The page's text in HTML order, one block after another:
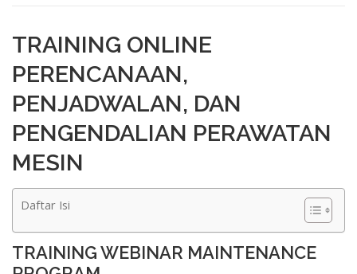
TRAINING ONLINE
PERENCANAAN,
PENJADWALAN, DAN
PENGENDALIAN PERAWATAN
MESIN
Daftar Isi
TRAINING WEBINAR MAINTENANCE